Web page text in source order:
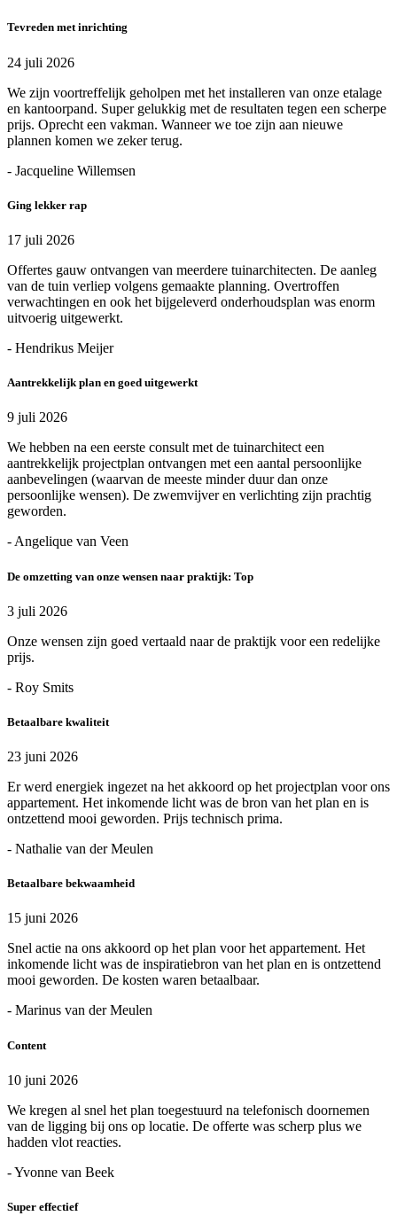
Tevreden met inrichting
24 juli 2026
We zijn voortreffelijk geholpen met het installeren van onze etalage
en kantoorpand. Super gelukkig met de resultaten tegen een scherpe
prijs. Oprecht een vakman. Wanneer we toe zijn aan nieuwe
plannen komen we zeker terug.
- Jacqueline Willemsen
Ging lekker rap
17 juli 2026
Offertes gauw ontvangen van meerdere tuinarchitecten. De aanleg
van de tuin verliep volgens gemaakte planning. Overtroffen
verwachtingen en ook het bijgeleverd onderhoudsplan was enorm
uitvoerig uitgewerkt.
- Hendrikus Meijer
Aantrekkelijk plan en goed uitgewerkt
9 juli 2026
We hebben na een eerste consult met de tuinarchitect een
aantrekkelijk projectplan ontvangen met een aantal persoonlijke
aanbevelingen (waarvan de meeste minder duur dan onze
persoonlijke wensen). De zwemvijver en verlichting zijn prachtig
geworden.
- Angelique van Veen
De omzetting van onze wensen naar praktijk: Top
3 juli 2026
Onze wensen zijn goed vertaald naar de praktijk voor een redelijke
prijs.
- Roy Smits
Betaalbare kwaliteit
23 juni 2026
Er werd energiek ingezet na het akkoord op het projectplan voor ons
appartement. Het inkomende licht was de bron van het plan en is
ontzettend mooi geworden. Prijs technisch prima.
- Nathalie van der Meulen
Betaalbare bekwaamheid
15 juni 2026
Snel actie na ons akkoord op het plan voor het appartement. Het
inkomende licht was de inspiratiebron van het plan en is ontzettend
mooi geworden. De kosten waren betaalbaar.
- Marinus van der Meulen
Content
10 juni 2026
We kregen al snel het plan toegestuurd na telefonisch doornemen
van de ligging bij ons op locatie. De offerte was scherp plus we
hadden vlot reacties.
- Yvonne van Beek
Super effectief